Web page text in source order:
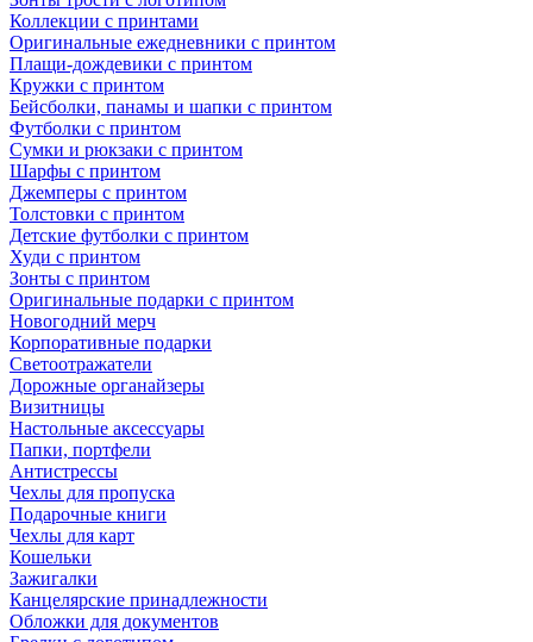
Коллекции с принтами
Оригинальные ежедневники с принтом
Плащи-дождевики с принтом
Кружки с принтом
Бейсболки, панамы и шапки с принтом
Футболки с принтом
Сумки и рюкзаки с принтом
Шарфы с принтом
Джемперы с принтом
Толстовки с принтом
Детские футболки с принтом
Худи с принтом
Зонты с принтом
Оригинальные подарки с принтом
Новогодний мерч
Корпоративные подарки
Светоотражатели
Дорожные органайзеры
Визитницы
Настольные аксессуары
Папки, портфели
Антистрессы
Чехлы для пропуска
Подарочные книги
Чехлы для карт
Кошельки
Зажигалки
Канцелярские принадлежности
Обложки для документов